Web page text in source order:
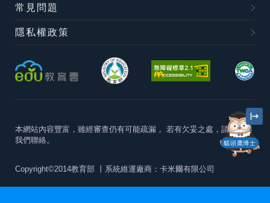
貓頭鷹博士
常見問題
隱私權政策
本網站內容豐富，雖經審查仍有可能疏漏， 若有欠妥之處，請隨時與
我們聯絡。
Copyright©2014教育部 丨系統維運廠商：卡米爾有限公司